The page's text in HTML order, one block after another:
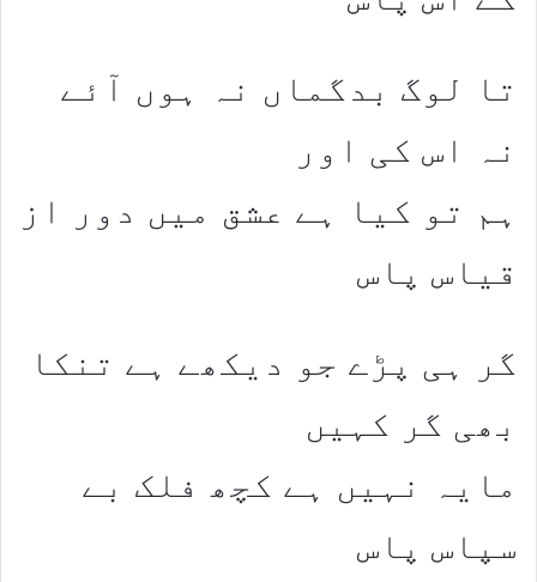
تا لوگ بدگماں نہ ہوں آئے
نہ اس کی اور
ہم تو کیا ہے عشق میں دور از
قیاس پاس
گر ہی پڑے جو دیکھے ہے تنکا
بھی گر کہیں
مایہ نہیں ہے کچھ فلک بے
سپاس پاس